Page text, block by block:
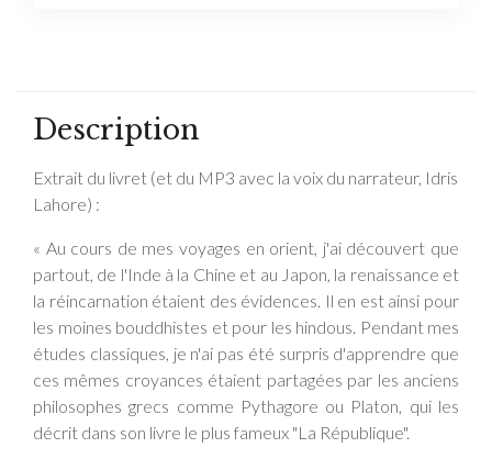
Description
Extrait du livret (et du MP3 avec la voix du narrateur, Idris
Lahore) :
« Au cours de mes voyages en orient, j'ai découvert que
partout, de l'Inde à la Chine et au Japon, la renaissance et
la réincarnation étaient des évidences. Il en est ainsi pour
les moines bouddhistes et pour les hindous. Pendant mes
études classiques, je n'ai pas été surpris d'apprendre que
ces mêmes croyances étaient partagées par les anciens
philosophes grecs comme Pythagore ou Platon, qui les
décrit dans son livre le plus fameux "La République".